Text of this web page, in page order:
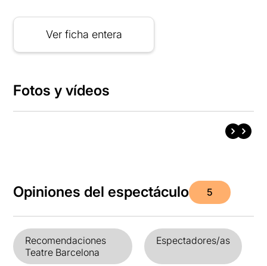
Ver ficha entera
Fotos y vídeos
Opiniones del espectáculo 5
Recomendaciones
Teatre Barcelona
Espectadores/as